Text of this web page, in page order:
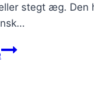
stegt æg. Den
Brændende